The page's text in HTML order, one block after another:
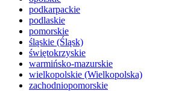
podkarpackie
podlaskie
pomorskie
śląskie (Śląsk)
świętokrzyskie
warmińsko-mazurskie
wielkopolskie (Wielkopolska)
zachodniopomorskie